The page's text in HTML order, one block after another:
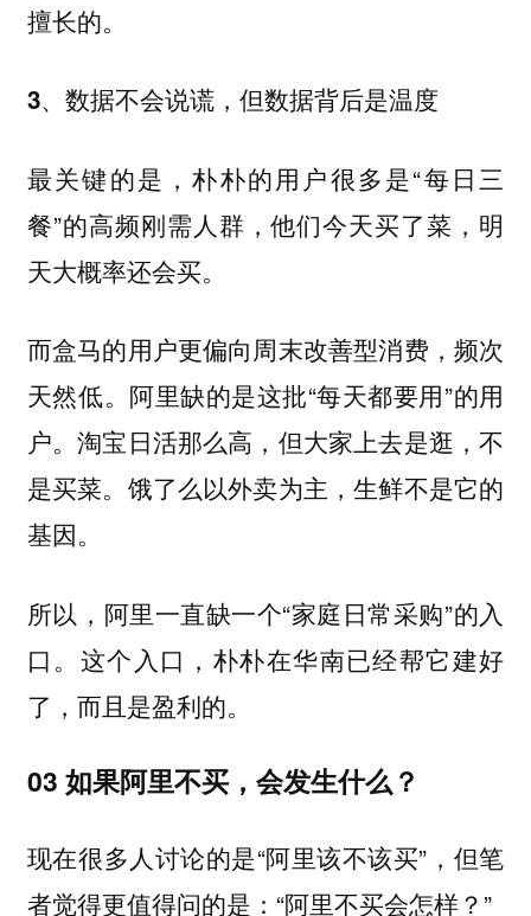
擅长的。
3、数据不会说谎，但数据背后是温度
最关键的是，朴朴的用户很多是“每日三
餐”的高频刚需人群，他们今天买了菜，明
天大概率还会买。
而盒马的用户更偏向周末改善型消费，频次
天然低。阿里缺的是这批“每天都要用”的用
户。淘宝日活那么高，但大家上去是逛，不
是买菜。饿了么以外卖为主，生鲜不是它的
基因。
所以，阿里一直缺一个“家庭日常采购”的入
口。这个入口，朴朴在华南已经帮它建好
了，而且是盈利的。
03 如果阿里不买，会发生什么？
现在很多人讨论的是“阿里该不该买”，但笔
者觉得更值得问的是：“阿里不买会怎样？”